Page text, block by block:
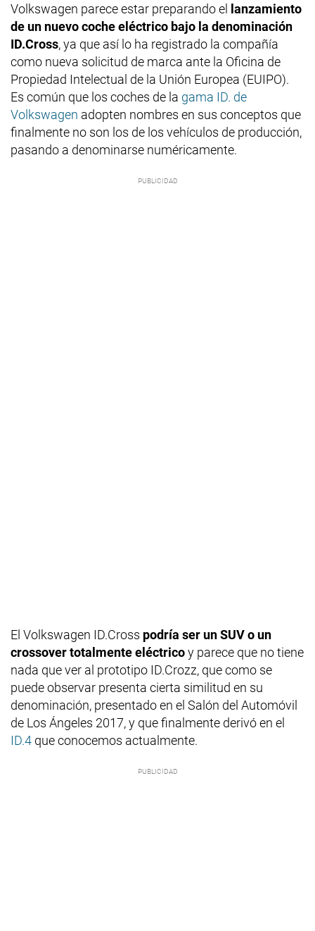
Volkswagen parece estar preparando el lanzamiento
de un nuevo coche eléctrico bajo la denominación
ID.Cross, ya que así lo ha registrado la compañía
como nueva solicitud de marca ante la Oficina de
Propiedad Intelectual de la Unión Europea (EUIPO).
Es común que los coches de la gama ID. de
Volkswagen adopten nombres en sus conceptos que
finalmente no son los de los vehículos de producción,
pasando a denominarse numéricamente.
El Volkswagen ID.Cross podría ser un SUV o un
crossover totalmente eléctricoy parece que no tiene
nada que ver al prototipo ID.Crozz, que como se
puede observar presenta cierta similitud en su
denominación, presentado en el Salón del Automóvil
de Los Ángeles 2017, y que finalmente derivó en el
ID.4 que conocemos actualmente.